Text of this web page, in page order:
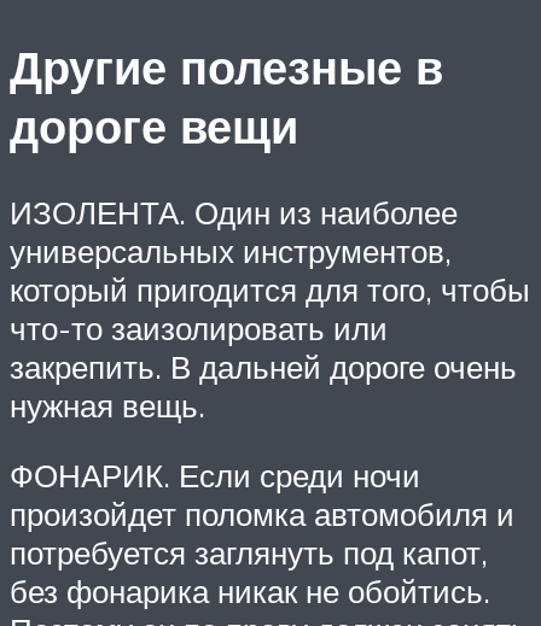
Другие полезные в
дороге вещи
ИЗОЛЕНТА. Один из наиболее
универсальных инструментов,
который пригодится для того, чтобы
что-то заизолировать или
закрепить. В дальней дороге очень
нужная вещь.
ФОНАРИК. Если среди ночи
произойдет поломка автомобиля и
потребуется заглянуть под капот,
без фонарика никак не обойтись.